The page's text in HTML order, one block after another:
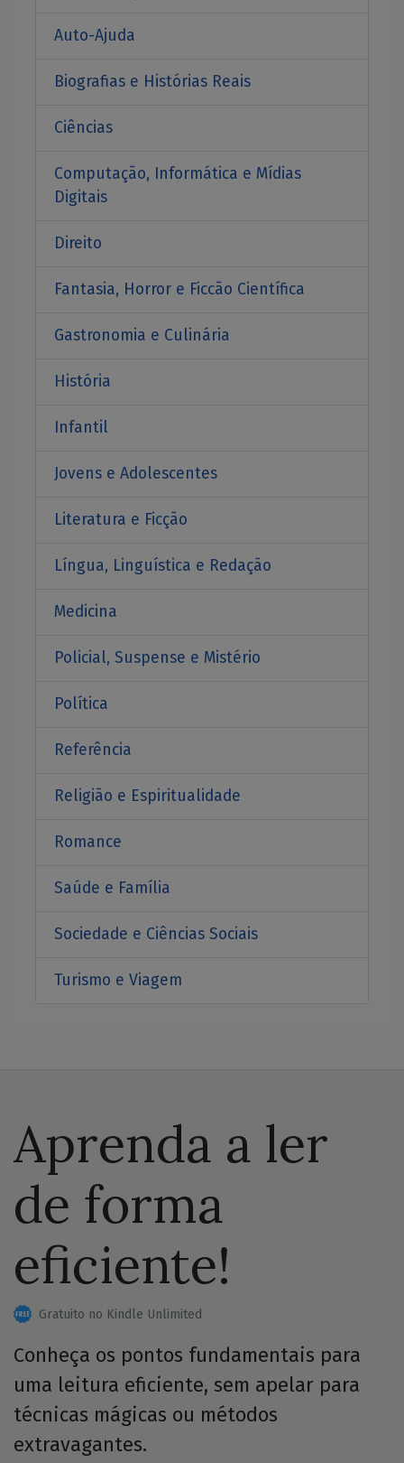
Auto-Ajuda
Biografias e Histórias Reais
Ciências
Computação, Informática e Mídias
Digitais
Direito
Fantasia, Horror e Ficcão Científica
Gastronomia e Culinária
História
Infantil
Jovens e Adolescentes
Literatura e Ficção
Língua, Linguística e Redação
Medicina
Policial, Suspense e Mistério
Política
Referência
Religião e Espiritualidade
Romance
Saúde e Família
Sociedade e Ciências Sociais
Turismo e Viagem
Aprenda a ler
de forma
eficiente!
Gratuito no Kindle Unlimited
Conheça os pontos fundamentais para
uma leitura eficiente, sem apelar para
técnicas mágicas ou métodos
extravagantes.